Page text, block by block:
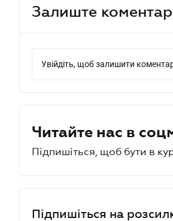
Залиште коментар
Увійдіть, щоб залишити
Читайте нас в
Підпишіться, щоб бути в
Підпишіться на